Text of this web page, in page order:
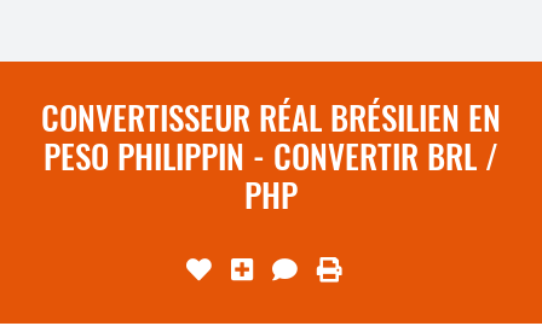
CONVERTISSEUR RÉAL BRÉSILIEN EN
PESO PHILIPPIN - CONVERTIR BRL /
PHP